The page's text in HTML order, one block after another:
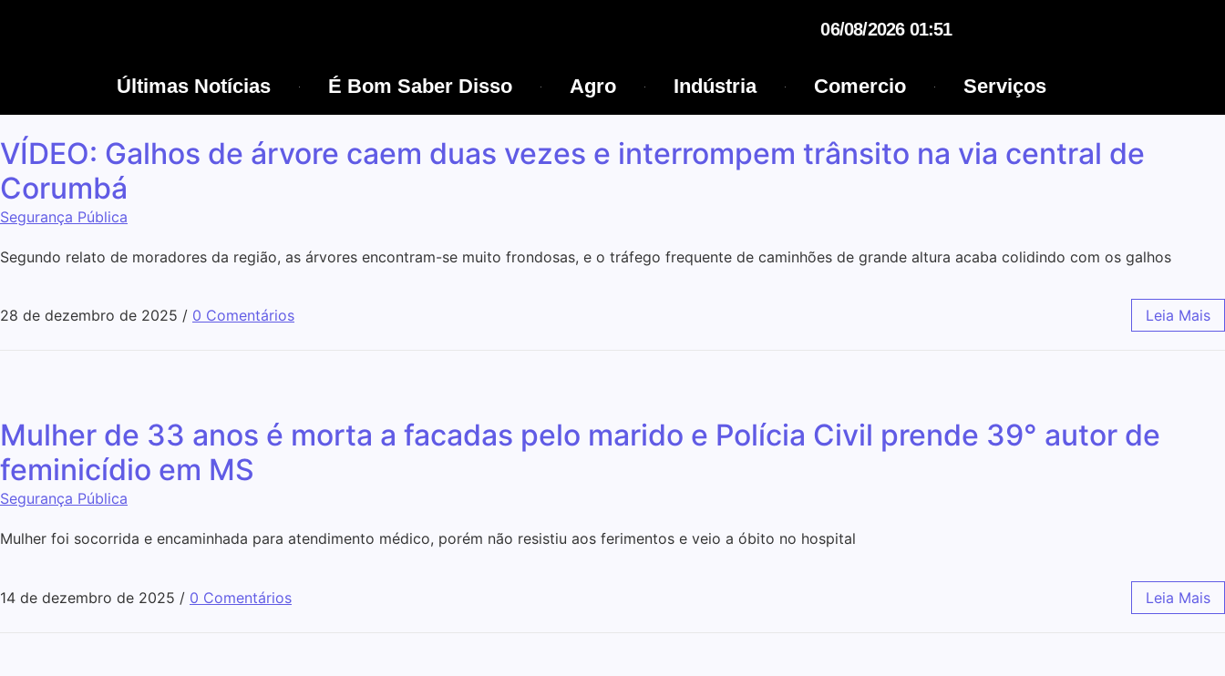
06/08/2026 01:51
Últimas Notícias É Bom Saber Disso Agro Indústria Comercio Serviços
VÍDEO: Galhos de árvore caem duas vezes e interrompem trânsito na via central de
Corumbá
Segurança Pública
Segundo relato de moradores da região, as árvores encontram-se muito frondosas, e o tráfego frequente de caminhões de grande altura acaba colidindo com os galhos
28 de dezembro de 2025 / 0 Comentários Leia Mais
Mulher de 33 anos é morta a facadas pelo marido e Polícia Civil prende 39° autor de
feminicídio em MS
Segurança Pública
Mulher foi socorrida e encaminhada para atendimento médico, porém não resistiu aos ferimentos e veio a óbito no hospital
14 de dezembro de 2025 / 0 Comentários Leia Mais